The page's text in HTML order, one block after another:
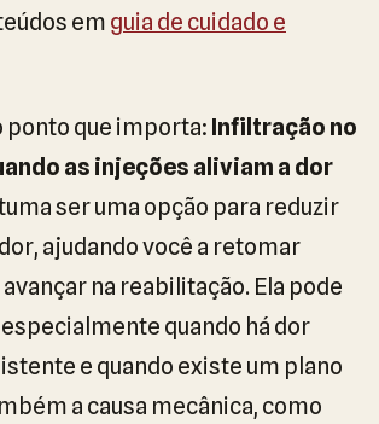
em guia de cuidado e
ponto que importa: Infiltração no
as injeções aliviam a dor
ser uma opção para reduzir
ajudando você a retomar
na reabilitação. Ela pode
quando há dor
e quando existe um plano
a causa mecânica, como